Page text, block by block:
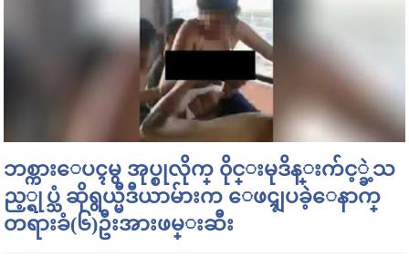
ဘစ္ကားေပၚမွ အုပ္စုလိုက္ ၀ိုင္းမုဒိန္းက်င့္ခဲ့သ
ည့္ရုပ္သံ ဆိုရွယ္မီဒီယာမ်ားက ေဖၚျပခဲ့ေနာက္
တရားခံ(၆)ဦးအားဖမ္းဆီး